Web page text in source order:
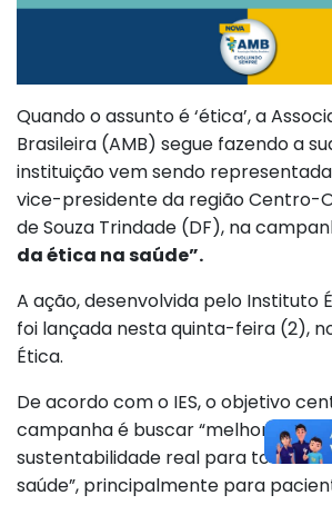
Quando o assunto é ‘ética’, a
Brasileira (AMB) segue fazendo a
instituição vem sendo
vice-presidente da região Centro-
de Souza Trindade (DF), na
da ética na saúde”.
A ação, desenvolvida pelo Instituto
foi lançada nesta quinta-feira (2),
Ética.
De acordo com o IES, o objetivo
campanha é buscar “melhorias,
sustentabilidade real para toda a
saúde”, principalmente para